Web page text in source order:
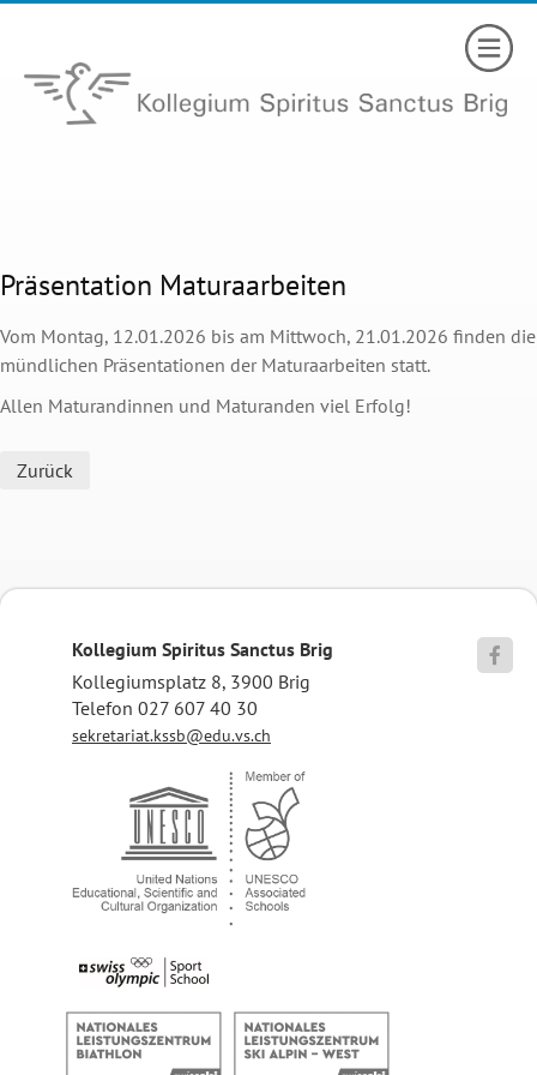
Präsentation Maturaarbeiten
Vom Montag, 12.01.2026 bis am Mittwoch, 21.01.2026 finden die
mündlichen Präsentationen der Maturaarbeiten statt.
Allen Maturandinnen und Maturanden viel Erfolg!
Zurück
Kollegium Spiritus Sanctus Brig
Kollegiumsplatz 8, 3900 Brig
Telefon 027 607 40 30
sekretariat.kssb@edu.vs.ch
